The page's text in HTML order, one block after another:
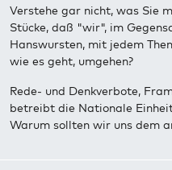
Verstehe gar nicht, was Sie
Stücke, daß "wir", im
Hanswursten, mit jedem
wie es geht, umgehen?
Rede- und Denkverbote,
betreibt die Nationale
Warum sollten wir uns dem